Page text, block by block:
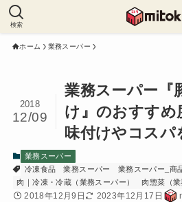
検索
ホーム 業務スーパー
業務スーパー『
け』のおすすめ
味付けやコスパ
2018
12/09
業務スーパー
冷凍食品
業務スーパー
業務スーパー_商
肉｜冷凍・冷蔵（業務スーパー）
肉惣菜（業
2018年12月9日 2023年12月17日